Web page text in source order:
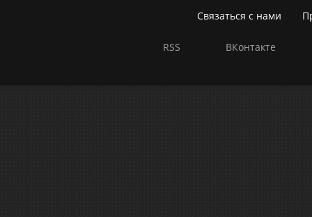
Связаться с нами
RSS ВКонтакте